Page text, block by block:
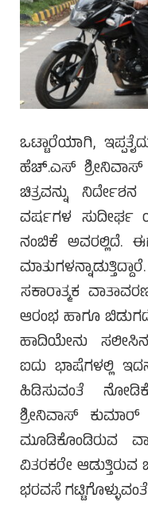
ಒಟ್ಟಾರೆಯಾಗಿ,
ಹೆಚ್.ಎಸ್
ಚಿತ್ರವನ್ನು
ವರ್ಷಗಳ ಸುದೀರ್ಘ
ನಂಬಿಕೆ ಅವರಲ್ಲಿದೆ.
ಸಕಾರಾತ್ಮಕ
ಆರಂಭ ಹಾಗೂ
ಹಾದಿಯೇನು
ಐದು ಭಾಷೆಗಳಲ್ಲಿ
ಹಿಡಿಸುವಂತೆ
ಶ್ರೀನಿವಾಸ್ ಕುಮಾರ್
ಮೂಡಿಕೊಂಡಿರುವ
ವಿತರಕರೇ
ಭರವಸೆ